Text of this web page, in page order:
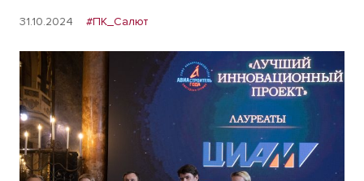
31.10.2024 #ПК_Салют